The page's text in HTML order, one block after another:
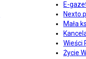
E-
Nexto.pl
Mała
Wieści
Życie